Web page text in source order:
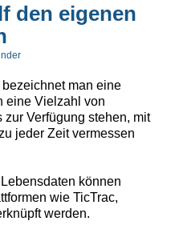
den eigenen
bezeichnet man eine
eine Vielzahl von
Verfügung stehen, mit
jeder Zeit vermessen
können
wie TicTrac,
werden.